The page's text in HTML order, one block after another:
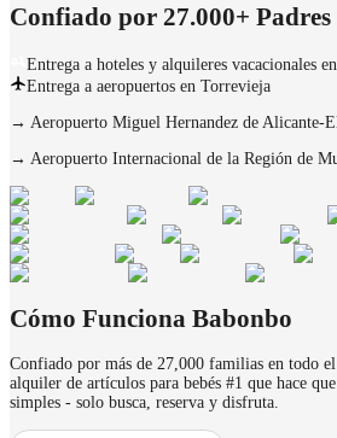
Confiado por 27.000+ Padres
Entrega a hoteles y alquileres vacacionales
Entrega a aeropuertos en Torrevieja
→ Aeropuerto Miguel Hernandez de Alicante-
→ Aeropuerto Internacional de la Región de
Cómo Funciona Babonbo
Confiado por más de 27,000 familias en todo
alquiler de artículos para bebés #1 que hace
simples - solo busca, reserva y disfruta.